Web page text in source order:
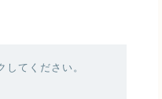
てください。